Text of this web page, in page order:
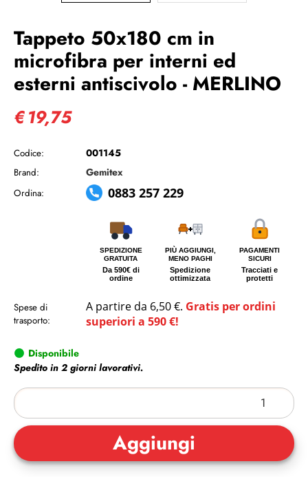
Tappeto 50x180 cm in
microfibra per interni ed
esterni antiscivolo - MERLINO
€19,75
Codice: 001145
Brand: Gemitex
Ordina: 0883 257 229
SPEDIZIONE
GRATUITA
Da 590€ di
ordine
PIÙ AGGIUNGI,
MENO PAGHI
Spedizione
ottimizzata
PAGAMENTI
SICURI
Tracciati e
protetti
Spese di
trasporto:
A partire da 6,50 €. Gratis per ordini
superiori a 590 €!
Disponibile
Spedito in 2 giorni lavorativi.